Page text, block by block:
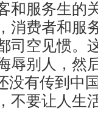
和服务生的
消费者和服
司空见惯。
辱别人，然
没有传到中
不要让人生